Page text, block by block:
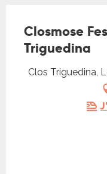
Closmose
Triguedina
Clos Triguedina,